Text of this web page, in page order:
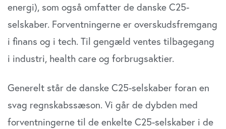
energi), som også omfatter de danske C25-
selskaber. Forventningerne er overskudsfremgang
i finans og i tech. Til gengæld ventes tilbagegang
i industri, health care og forbrugsaktier.
Generelt står de danske C25-selskaber foran en
svag regnskabssæson. Vi går de dybden med
forventningerne til de enkelte C25-selskaber i de